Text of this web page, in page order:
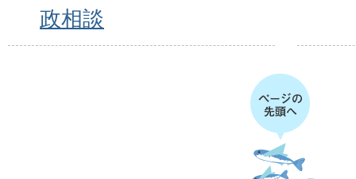
政相談